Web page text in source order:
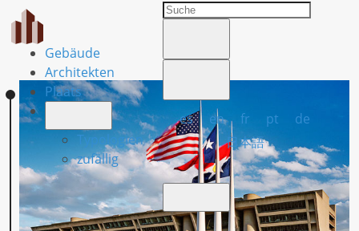
Gebäude
Architekten
Plaats
Typologien
zufällig
es en fr pt
de
日本語